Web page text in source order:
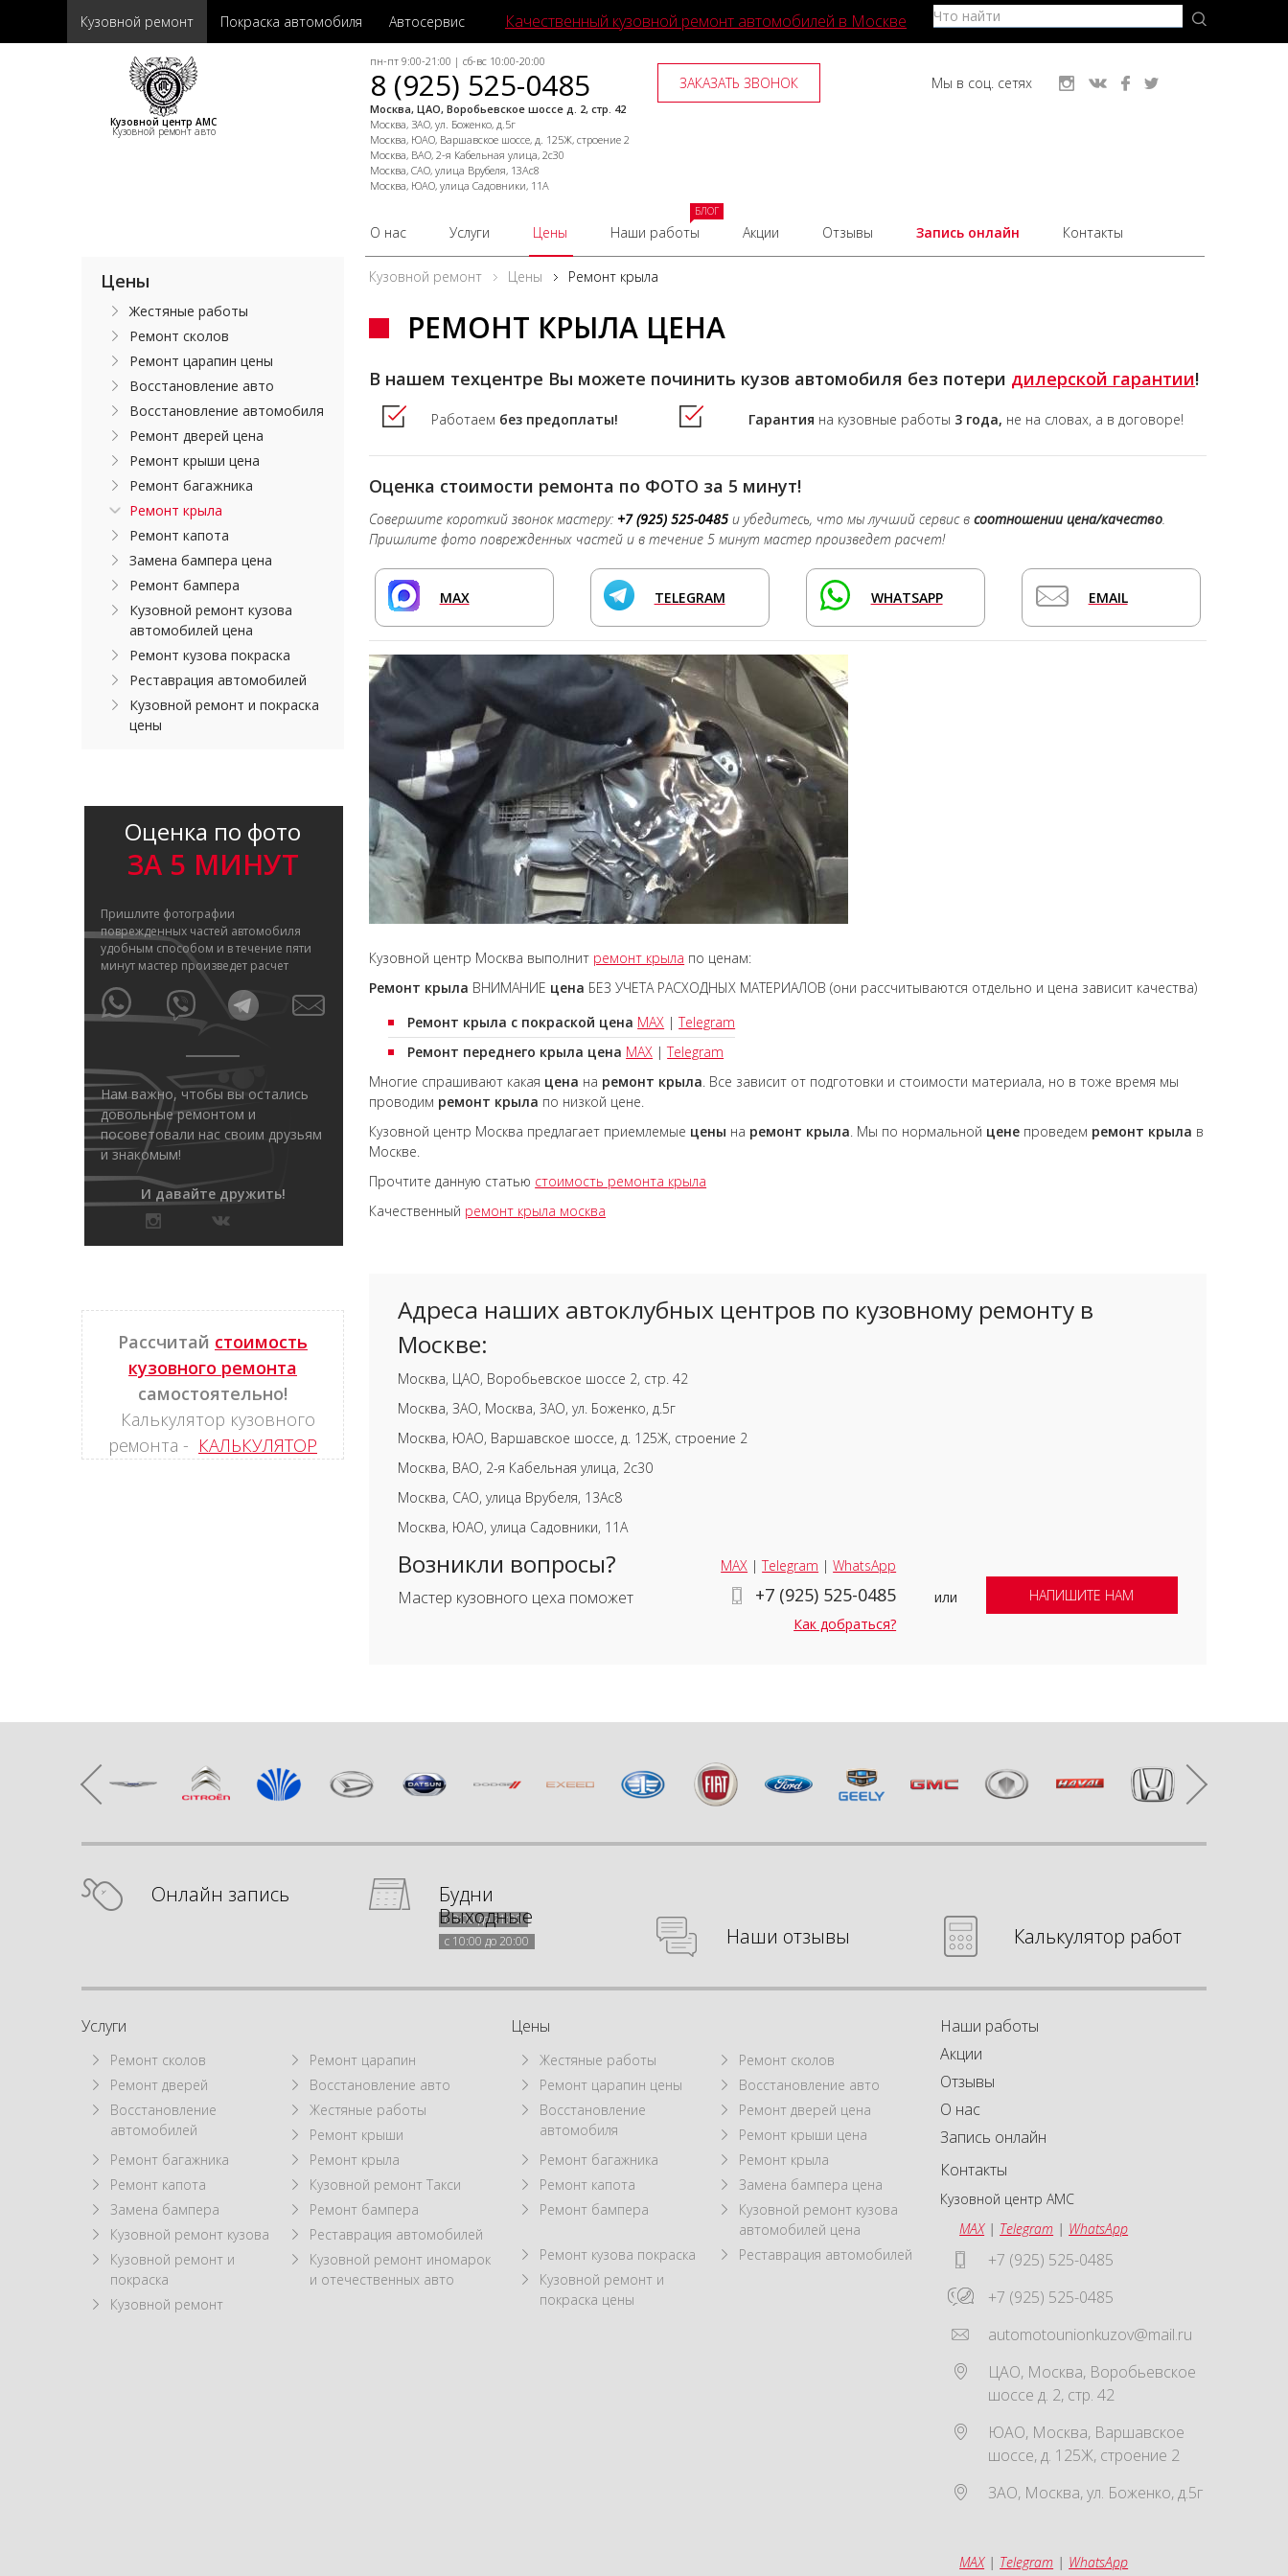
Кузовной ремонт Покраска автомобиля Автосервис Качественный кузовной ремонт автомобилей в Москве
Кузовной центр АМС
Кузовной ремонт авто
пн-пт 9:00-21:00 | сб-вс 10:00-20:00
8 (925) 525-0485
Москва, ЦАО, Воробьевское шоссе д. 2, стр. 42
Москва, ЗАО, ул. Боженко, д.5г
Москва, ЮАО, Варшавское шоссе, д. 125Ж, строение 2
Москва, ВАО, 2-я Кабельная улица, 2с30
Москва, САО, улица Врубеля, 13Ас8
Москва, ЮАО, улица Садовники, 11А
ЗАКАЗАТЬ ЗВОНОК Мы в соц. сетях
О нас Услуги Цены Наши работы
БЛОГ
Акции Отзывы Запись онлайн Контакты
Кузовной ремонт Цены Ремонт крыла
РЕМОНТ КРЫЛА ЦЕНА
В нашем техцентре Вы можете починить кузов автомобиля без потери дилерской гарантии!
Работаем без предоплаты! Гарантия на кузовные работы 3 года, не на словах, а в договоре!
Оценка стоимости ремонта по ФОТО за 5 минут!
Совершите короткий звонок мастеру: +7 (925) 525-0485 и убедитесь, что мы лучший сервис всоотношении цена/качество.
Пришлите фото поврежденных частей и в течение 5 минут мастер произведет расчет!
MAX TELEGRAM WHATSAPP EMAIL
Кузовной центр Москва выполнит ремонт крыла по ценам:
Ремонт крыла ВНИМАНИЕ цена БЕЗ УЧЕТА РАСХОДНЫХ МАТЕРИАЛОВ (они рассчитываются отдельно и цена зависит качества)
Ремонт крыла с покраской цена MAX |Telegram
Ремонт переднего крыла цена MAX |Telegram
Многие спрашивают какая цена на ремонт крыла. Все зависит от подготовки и стоимости материала, но в тоже время мы
проводим ремонт крыла по низкой цене.
Кузовной центр Москва предлагает приемлемые цены на ремонт крыла. Мы по нормальной цене проведем ремонт крыла в
Москве.
Прочтите данную статью стоимость ремонта крыла
Качественный ремонт крыла москва
Адреса наших автоклубных центров по кузовному ремонту в
Москве:
Москва, ЦАО, Воробьевское шоссе 2, стр. 42
Москва, ЗАО, Москва, ЗАО, ул. Боженко, д.5г
Москва, ЮАО, Варшавское шоссе, д. 125Ж, строение 2
Москва, ВАО, 2-я Кабельная улица, 2с30
Москва, САО, улица Врубеля, 13Ас8
Москва, ЮАО, улица Садовники, 11А
Возникли вопросы?
Мастер кузовного цеха поможет
MAX |Telegram |WhatsApp
+7 (925) 525-0485
Как добраться?
или НАПИШИТЕ НАМ
Цены
Жестяные работы
Ремонт сколов
Ремонт царапин цены
Восстановление авто
Восстановление автомобиля
Ремонт дверей цена
Ремонт крыши цена
Ремонт багажника
Ремонт крыла
Ремонт капота
Замена бампера цена
Ремонт бампера
Кузовной ремонт кузова
автомобилей цена
Ремонт кузова покраска
Реставрация автомобилей
Кузовной ремонт и покраска
цены
Оценка по фото
ЗА 5 МИНУТ
Пришлите фотографии
поврежденных частей автомобиля
удобным способом и в течение пяти
минут мастер произведет расчет
Нам важно, чтобы вы остались
довольные ремонтом и
посоветовали нас своим друзьям
и знакомым!
И давайте дружить!
Рассчитай стоимость
кузовного ремонта
самостоятельно!
Калькулятор кузовного
ремонта - КАЛЬКУЛЯТОР
Онлайн запись Будни
с 9:00 до 21:00
Выходные
с 10:00 до 20:00 Наши отзывы Калькулятор работ
Услуги
Ремонт сколов
Ремонт царапин
Ремонт дверей
Восстановление авто
Восстановление
автомобилей
Жестяные работы
Ремонт крыши
Ремонт багажника
Ремонт крыла
Ремонт капота
Кузовной ремонт Такси
Замена бампера
Ремонт бампера
Кузовной ремонт кузова
Реставрация автомобилей
Кузовной ремонт и
покраска
Кузовной ремонт иномарок
и отечественных авто
Кузовной ремонт
Цены
Жестяные работы
Ремонт сколов
Ремонт царапин цены
Восстановление авто
Восстановление
автомобиля
Ремонт дверей цена
Ремонт крыши цена
Ремонт багажника
Ремонт крыла
Ремонт капота
Замена бампера цена
Ремонт бампера
Кузовной ремонт кузова
автомобилей цена
Ремонт кузова покраска
Реставрация автомобилей
Кузовной ремонт и
покраска цены
Наши работы
Акции
Отзывы
О нас
Запись онлайн
Контакты
Кузовной центр АМС
MAX| Telegram | WhatsApp
+7 (925) 525-0485
+7 (925) 525-0485
automotounionkuzov@mail.ru
ЦАО, Москва, Воробьевское
шоссе д. 2, стр. 42
ЮАО, Москва, Варшавское
шоссе, д. 125Ж, строение 2
ЗАО, Москва,ул. Боженко, д.5г
MAX| Telegram | WhatsApp